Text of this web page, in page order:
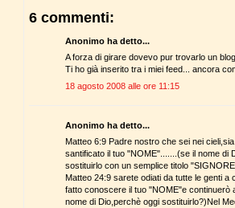
6 commenti:
Anonimo ha detto...
A forza di girare dovevo pur trovarlo un
Ti ho già inserito tra i miei feed... ancora
18 agosto 2008 alle ore 11:15
Anonimo ha detto...
Matteo 6:9 Padre nostro che sei nei cieli,sia
santificato il tuo "NOME".......(se il nome di
sostituirlo con un semplice titolo
Matteo 24:9 sarete odiati da tutte le genti
fatto conoscere il tuo "NOME"e
nome di Dio,perchè oggi sostituirlo?)Nel